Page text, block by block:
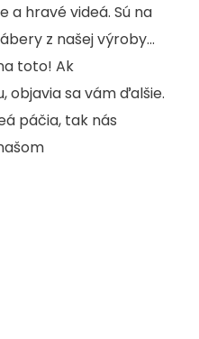
a hravé videá. Sú na
z našej výroby...
toto! Ak
objavia sa vám ďalšie.
páčia, tak nás